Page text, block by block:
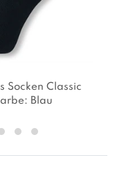
Socken Classic
Blau